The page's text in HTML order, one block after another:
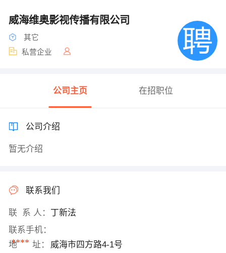
威海维奥影视传播有限公司
其它
私营企业
公司主页 在招职位
公司介绍
暂无介绍
联系我们
联 系 人： 丁新法
联系手机：
****
地 址： 威海市四方路4-1号